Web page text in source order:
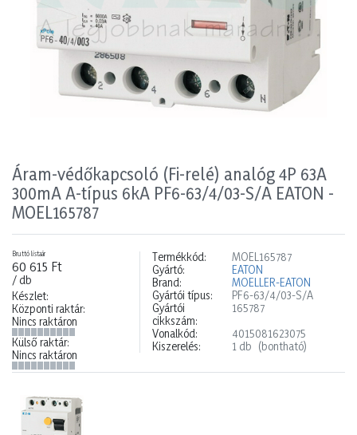
Áram-védőkapcsoló (Fi-relé) analóg 4P 63A
300mA A-típus 6kA PF6-63/4/03-S/A EATON -
MOEL165787
Bruttó listaár
60 615 Ft
/ db
Készlet:
Központi raktár:
Nincs raktáron
Külső raktár:
Nincs raktáron
Termékkód:
MOEL165787
Gyártó:
EATON
Brand:
MOELLER-EATON
Gyártói típus:
PF6-63/4/03-S/A
Gyártói
cikkszám:
165787
Vonalkód:
4015081623075
Kiszerelés:
1 db (bontható)